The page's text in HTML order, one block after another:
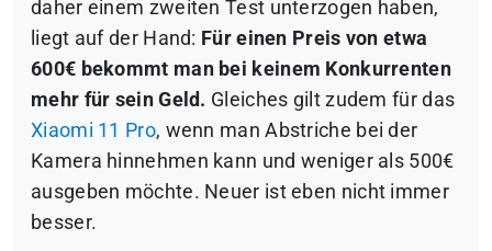
daher einem zweiten Test unterzogen haben,
liegt auf der Hand: Für einen Preis von etwa
600€ bekommt man bei keinem Konkurrenten
mehr für sein Geld. Gleiches gilt zudem für das
Xiaomi 11 Pro, wenn man Abstriche bei der
Kamera hinnehmen kann und weniger als 500€
ausgeben möchte. Neuer ist eben nicht immer
besser.